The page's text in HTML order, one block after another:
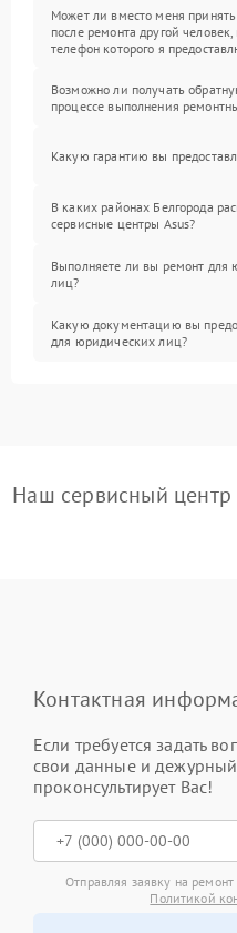
Может ли вместо меня принять
после ремонта другой
телефон которого я
Возможно ли получать
процессе выполнения
Какую гарантию вы
В каких районах Белгорода
сервисные центры Asus?
Выполняете ли вы ремонт для
лиц?
Какую документацию вы
для юридических лиц?
Наш сервисный
Контактная
Если требуется задать
свои данные и дежурный
проконсультирует Вас!
Отправляя заявку на
Политикой